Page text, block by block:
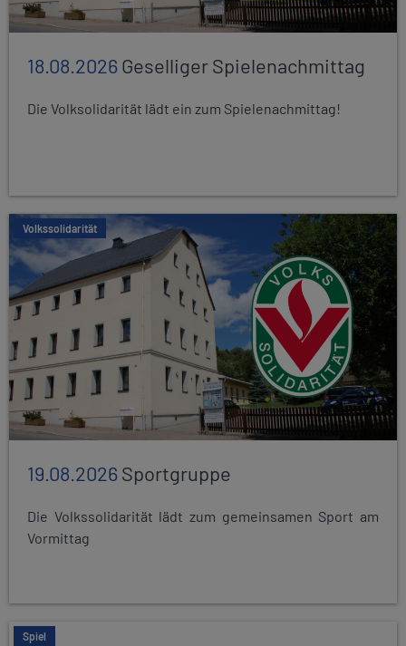
18.08.2026Geselliger Spielenachmittag
Die Volksolidarität lädt ein zum Spielenachmittag!
Volkssolidarität
19.08.2026Sportgruppe
Die Volkssolidarität lädt zum gemeinsamen Sport am
Vormittag
Spiel